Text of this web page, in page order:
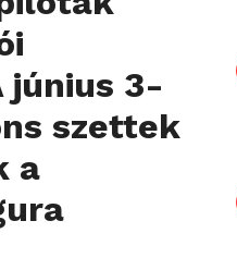
június 3-
szettek
a